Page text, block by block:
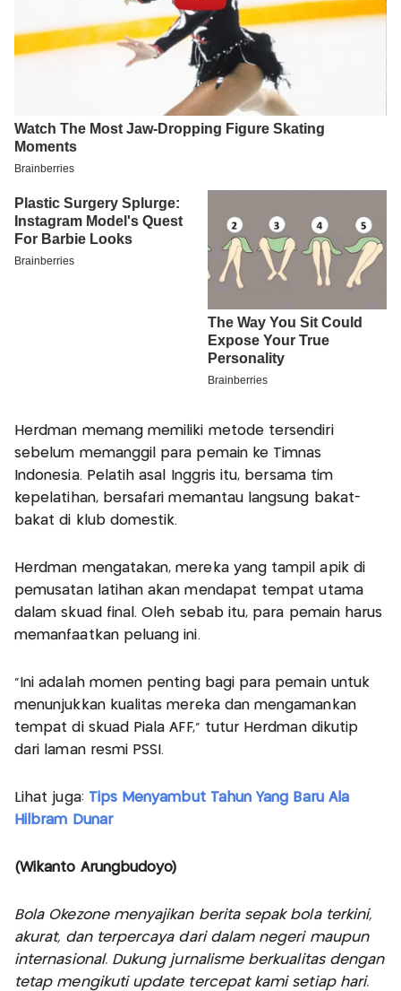
Herdman memang memiliki metode tersendiri
sebelum memanggil para pemain ke Timnas
Indonesia. Pelatih asal Inggris itu, bersama tim
kepelatihan, bersafari memantau langsung bakat-
bakat di klub domestik.
Herdman mengatakan, mereka yang tampil apik di
pemusatan latihan akan mendapat tempat utama
dalam skuad final. Oleh sebab itu, para pemain harus
memanfaatkan peluang ini.
"Ini adalah momen penting bagi para pemain untuk
menunjukkan kualitas mereka dan mengamankan
tempat di skuad Piala AFF," tutur Herdman dikutip
dari laman resmi PSSI.
Lihat juga: Tips Menyambut Tahun Yang Baru Ala
Hilbram Dunar
(Wikanto Arungbudoyo)
Bola Okezone menyajikan berita sepak bola terkini,
akurat, dan terpercaya dari dalam negeri maupun
internasional. Dukung jurnalisme berkualitas dengan
tetap mengikuti update tercepat kami setiap hari.